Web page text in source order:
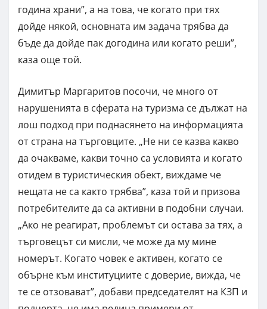
година храни”, а на това, че когато при тях
дойде някой, основната им задача трябва да
бъде да дойде пак догодина или когато реши”,
каза още той.
Димитър Маргаритов посочи, че много от
нарушенията в сферата на туризма се дължат на
лош подход при поднасянето на информацията
от страна на търговците. „Не ни се казва какво
да очакваме, какви точно са условията и когато
отидем в туристическия обект, виждаме че
нещата не са както трябва”, каза той и призова
потребителите да са активни в подобни случаи.
„Ако не реагират, проблемът си остава за тях, а
търговецът си мисли, че може да му мине
номерът. Когато човек е активен, когато се
обърне към институциите с доверие, вижда, че
те се отзовават”, добави председателят на КЗП и